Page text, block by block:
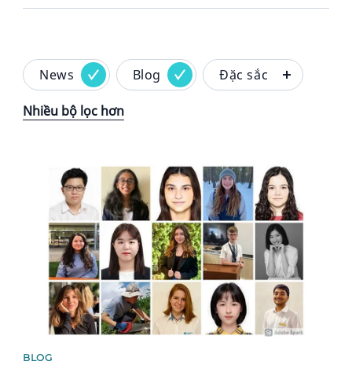
News Blog Đặc sắc
Nhiều bộ lọc hơn
News image
BLOG